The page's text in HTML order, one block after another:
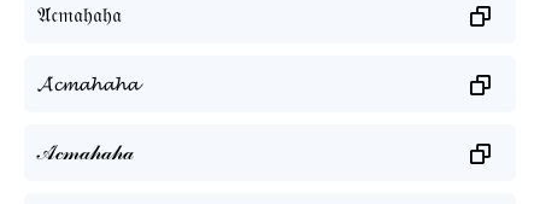
𝔄́𝔠𝔪𝔞𝔥𝔞𝔥𝔞
𝓐́𝓬𝓶𝓪𝓱𝓪𝓱𝓪
𝒜́𝒸𝓂𝒶𝒽𝒶𝒽𝒶